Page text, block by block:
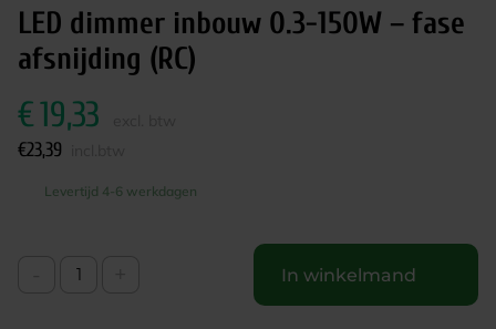
LED dimmer inbouw 0.3-150W – fase
afsnijding (RC)
€19,33
€23,39
Levertijd 4-6 werkdagen
In winkelmand